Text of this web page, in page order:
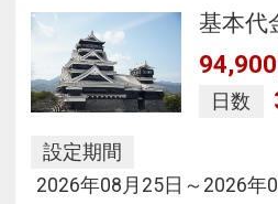
基本代
日数
設定期間
2026年08月25日～2026年